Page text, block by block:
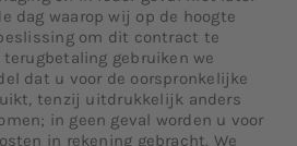
dag waarop wij op de hoogte
om dit contract te
terugbetaling gebruiken we
dat u voor de oorspronkelijke
tenzij uitdrukkelijk anders
in geen geval worden u voor
in rekening gebracht. We